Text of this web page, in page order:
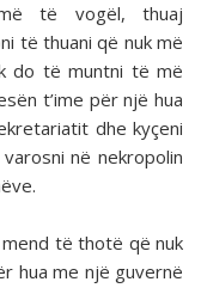
të vogël, thuaj
të thuani që nuk më
do të muntni të më
t’ime për një hua
dhe kyçeni
në nekropolin
të thotë që nuk
hua me një guvernë